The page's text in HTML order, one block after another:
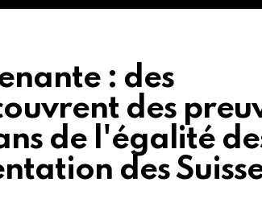
: des
des
de l'égalité
des